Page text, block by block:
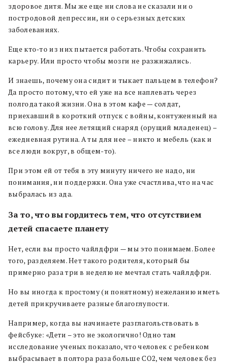
здоровое дитя. Мы же еще ни слова не сказали ни о
постродовой депрессии, ни о серьезных детских
заболеваниях.
Еще кто-то из них пытается работать. Чтобы сохранить
карьеру. Или просто чтобы мозги не разжижались.
И знаешь, почему она сидит и тыкает пальцем в телефон?
Да просто потому, что ей уже на все наплевать через
полгода такой жизни. Она в этом кафе — солдат,
приехавший в короткий отпуск с войны, контуженный на
всю голову. Для нее летящий снаряд (орущий младенец) –
ежедневная рутина. А ты для нее – никто и мебель (как и
все люди вокруг, в общем-то).
При этом ей от тебя в эту минуту ничего не надо, ни
понимания, ни поддержки. Она уже счастлива, что на час
выбралась из ада.
За то, что вы гордитесь тем, что отсутствием
детей спасаете планету
Нет, если вы просто чайлдфри — мы это понимаем. Более
того, разделяем. Нет такого родителя, который бы
примерно раза три в неделю не мечтал стать чайлдфри.
Но вы иногда к простому (и понятному) нежеланию иметь
детей прикручиваете разные благоглупости.
Например, когда вы начинаете разглагольствовать в
фейсбуке: «Дети – это не экологично! Одно там
исследование ученых показало, что человек с ребенком
выбрасывает в полтора раза больше СО2, чем человек без